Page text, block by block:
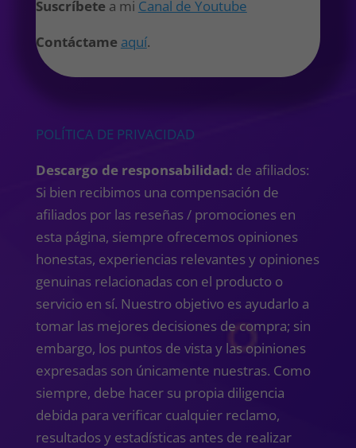
Suscríbete a mi Canal de Youtube
Contáctame aquí.
POLÍTICA DE PRIVACIDAD
Descargo de responsabilidad: de afiliados:
Si bien recibimos una compensación de
afiliados por las reseñas / promociones en
esta página, siempre ofrecemos opiniones
honestas, experiencias relevantes y opiniones
genuinas relacionadas con el producto o
servicio en sí. Nuestro objetivo es ayudarlo a
tomar las mejores decisiones de compra; sin
embargo, los puntos de vista y las opiniones
expresadas son únicamente nuestras. Como
siempre, debe hacer su propia diligencia
debida para verificar cualquier reclamo,
resultados y estadísticas antes de realizar